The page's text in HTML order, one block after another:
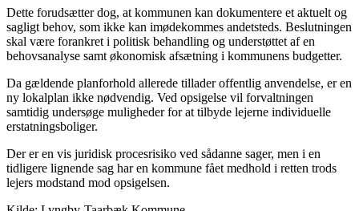
Dette forudsætter dog, at kommunen kan dokumentere et aktuelt og
sagligt behov, som ikke kan imødekommes andetsteds. Beslutningen
skal være forankret i politisk behandling og understøttet af en
behovsanalyse samt økonomisk afsætning i kommunens budgetter.
Da gældende planforhold allerede tillader offentlig anvendelse, er en
ny lokalplan ikke nødvendig. Ved opsigelse vil forvaltningen
samtidig undersøge muligheder for at tilbyde lejerne individuelle
erstatningsboliger.
Der er en vis juridisk procesrisiko ved sådanne sager, men i en
tidligere lignende sag har en kommune fået medhold i retten trods
lejers modstand mod opsigelsen.